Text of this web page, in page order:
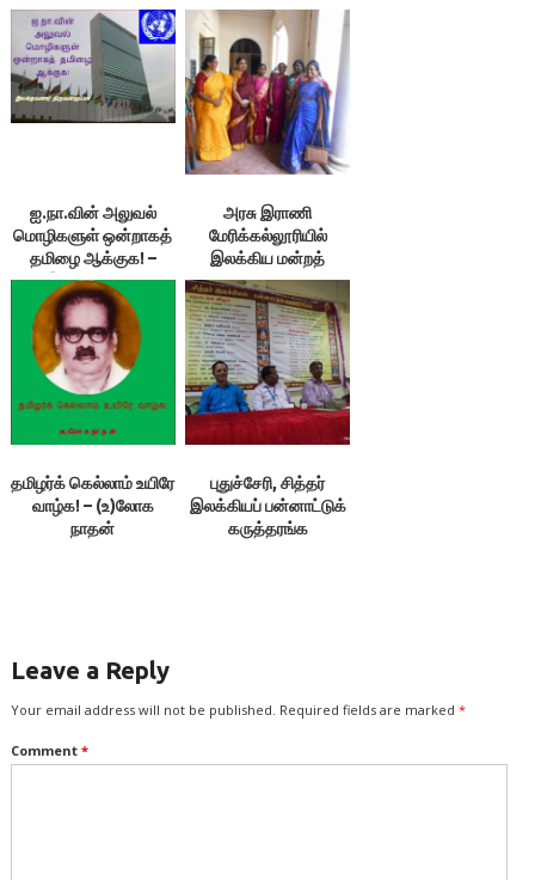
போராட்ட அரசியல் 2/4 –
கி.சிவா
ஐ.நா.வின் அலுவல்
மொழிகளுள் ஒன்றாகத்
தமிழை ஆக்குக! –
இலக்குவனார்
திருவள்ளுவன்
அரசு இராணி
மேரிக்கல்லூரியில்
இலக்கிய மன்றத்
தொடக்கவிழா
தமிழர்க் கெல்லாம் உயிரே
வாழ்க! – (உ)லோக
நாதன்
புதுச்சேரி, சித்தர்
இலக்கியப் பன்னாட்டுக்
கருத்தரங்க
Leave a Reply
Your email address will not be published. Required fields are marked *
Comment *